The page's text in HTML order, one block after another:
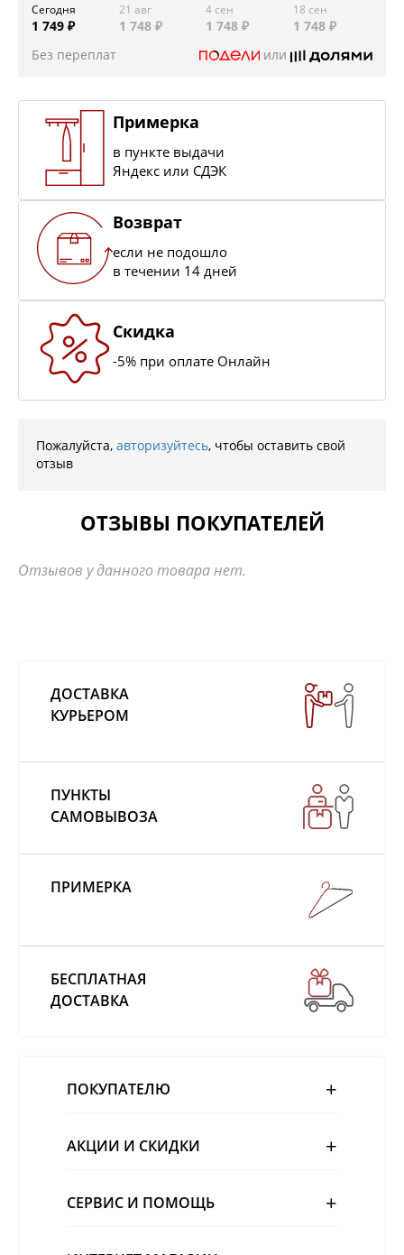
Сегодня
1 749 ₽
21 авг
1 748 ₽
4 сен
1 748 ₽
18 сен
1 748 ₽
Без переплат
или
Примерка
в пункте выдачи
Яндекс или СДЭК
Возврат
если не подошло
в течении 14 дней
Скидка
-5% при оплате Онлайн
Пожалуйста, авторизуйтесь, чтобы оставить свой
отзыв
ОТЗЫВЫ ПОКУПАТЕЛЕЙ
Отзывов у данного товара нет.
ДОСТАВКА
КУРЬЕРОМ
ПУНКТЫ
САМОВЫВОЗА
ПРИМЕРКА
БЕСПЛАТНАЯ
ДОСТАВКА
ПОКУПАТЕЛЮ
АКЦИИ И СКИДКИ
СЕРВИС И ПОМОЩЬ